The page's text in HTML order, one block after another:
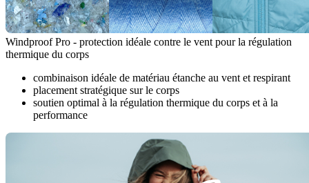
Windproof Pro - protection idéale contre le vent pour la régulation
thermique du corps
combinaison idéale de matériau étanche au vent et respirant
placement stratégique sur le corps
soutien optimal à la régulation thermique du corps et à la
performance